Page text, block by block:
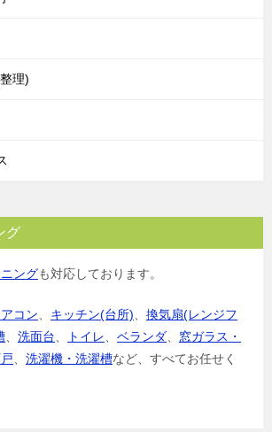
理)
グ
ングも対応しております。
コン キッチン(台所)
換気扇(レンジフ
洗面台 トイレ ベランダ
窓ガラス・
洗濯機・洗濯槽など、すべてお任せく